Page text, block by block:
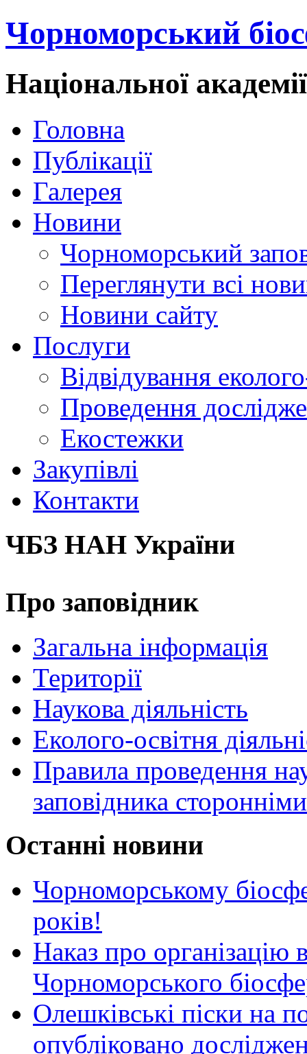
Чорноморський
Національної
Головна
Публікації
Галерея
Новини
Чорноморський
Переглянути всі
Новини сайту
Послуги
Відвідування
Проведення
Екостежки
Закупівлі
Контакти
ЧБЗ НАН України
Про заповідник
Загальна інформація
Території
Наукова діяльність
Еколого-освітня
Правила проведення
заповідника
Останні новини
Чорноморському
років!
Наказ про організацію
Чорноморського
Олешківські піски на
опубліковано